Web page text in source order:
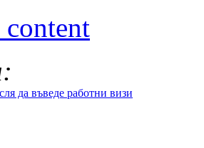
да въведе работни визи